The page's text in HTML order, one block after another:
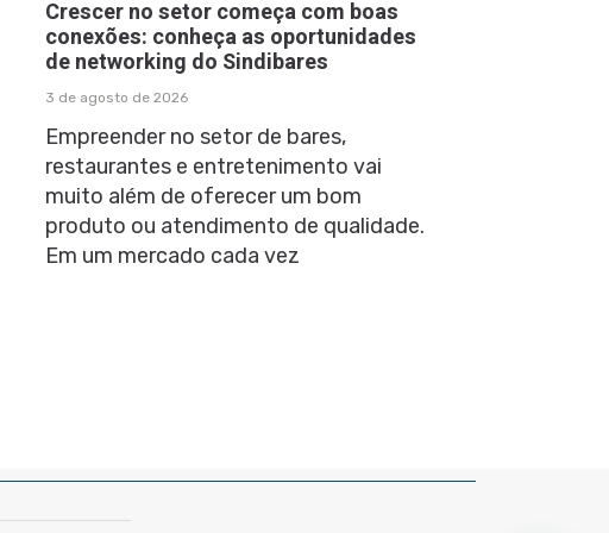
Crescer no setor começa com boas
conexões: conheça as oportunidades
de networking do Sindibares
3 de agosto de 2026
Empreender no setor de bares,
restaurantes e entretenimento vai
muito além de oferecer um bom
produto ou atendimento de qualidade.
Em um mercado cada vez